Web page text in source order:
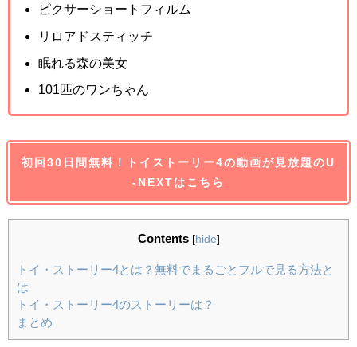
ピクサーショートフィルム
リロアドスティッチ
眠れる森の美女
101匹のワンちゃん
初回30日間無料！トイストーリー4の動画が見放題のU
-NEXTはこちら
Contents [hide]
トイ・ストーリー4とは？無料でまるごとフルで見る方法と
は
トイ・ストーリー4のストーリーは？
まとめ